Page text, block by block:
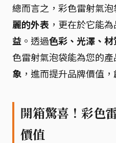
總而言之，彩色雷射氣
麗的外表 ，更在於它能
益 。透過色彩、光澤、
色雷射氣泡袋能為您的產
象 ，進而提升品牌價值
開箱驚喜！彩色
價值